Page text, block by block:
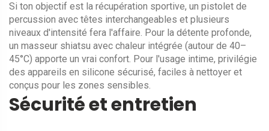
Si ton objectif est la récupération sportive, un pistolet de
percussion avec têtes interchangeables et plusieurs
niveaux d'intensité fera l'affaire. Pour la détente profonde,
un masseur shiatsu avec chaleur intégrée (autour de 40–
45°C) apporte un vrai confort. Pour l'usage intime, privilégie
des appareils en silicone sécurisé, faciles à nettoyer et
conçus pour les zones sensibles.
Sécurité et entretien